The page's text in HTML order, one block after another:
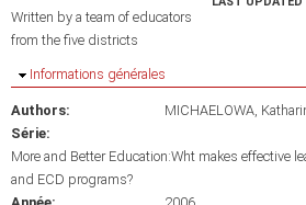
Written by a team of educators
from the five districts
Masquer
Informations générales
Authors: MICHAELOWA,
Série:
More and Better Education:Wht makes effective
and ECD programs?